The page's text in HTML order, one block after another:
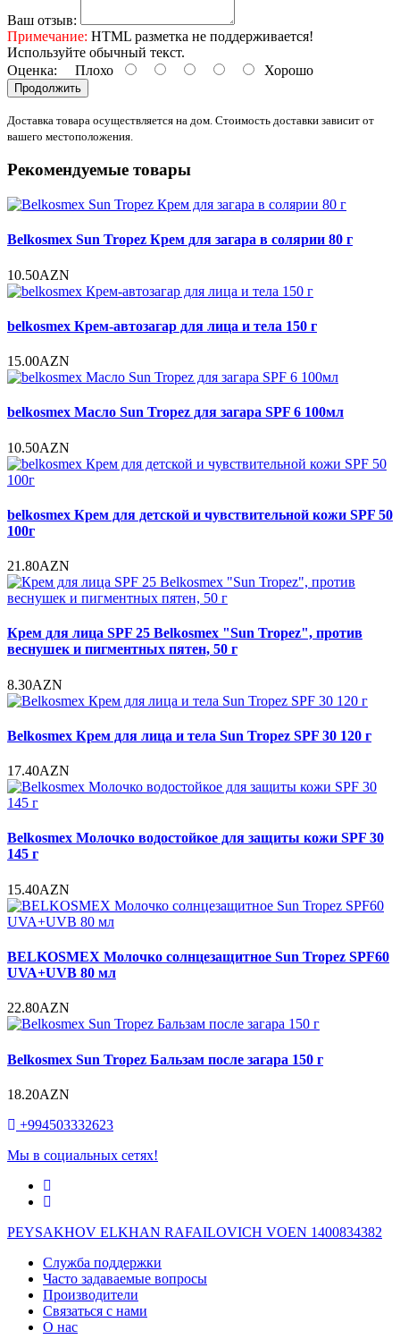
Ваш отзыв:
Примечание: HTML разметка не поддерживается!
Используйте обычный текст.
Оценка: Плохо Хорошо
Продолжить
Доставка товара осуществляется на дом. Стоимость доставки зависит от
вашего местоположения.
Рекомендуемые товары
Belkosmex Sun Tropez Крем для загара в солярии 80 г
10.50AZN
belkosmex Крем-автозагар для лица и тела 150 г
15.00AZN
belkosmex Масло Sun Tropez для загара SPF 6 100мл
10.50AZN
belkosmex Крем для детской и чувствительной кожи SPF 50
100г
21.80AZN
Крем для лица SPF 25 Belkosmex "Sun Tropez", против
веснушек и пигментных пятен, 50 г
8.30AZN
Belkosmex Крем для лица и тела Sun Tropez SPF 30 120 г
17.40AZN
Belkosmex Молочко водостойкое для защиты кожи SPF 30
145 г
15.40AZN
BELKOSMEX Молочко солнцезащитное Sun Tropez SPF60
UVA+UVB 80 мл
22.80AZN
Belkosmex Sun Tropez Бальзам после загара 150 г
18.20AZN
+994503332623
Мы в социальных сетях!
PEYSAKHOV ELKHAN RAFAILOVICH VOEN 1400834382
Служба поддержки
Часто задаваемые вопросы
Производители
Связаться с нами
О нас